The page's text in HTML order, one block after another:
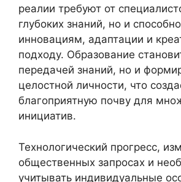
реалии требуют от
глубоких знаний, но и
инновациям, адаптации и
подходу. Образование
передачей знаний, но и
целостной личности, что
благоприятную почву для
инициатив.
Технологический прогресс,
общественных запросах и
учитывать индивидуальные